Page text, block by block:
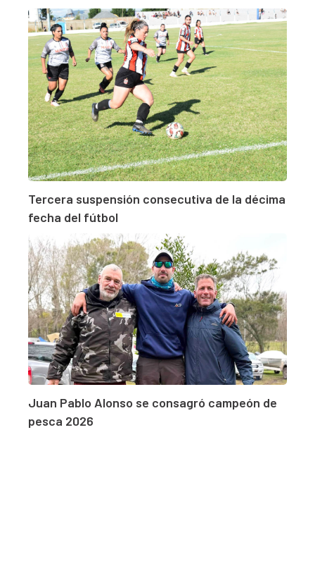
Tercera suspensión consecutiva de la décima
fecha del fútbol
Juan Pablo Alonso se consagró campeón de
pesca 2026